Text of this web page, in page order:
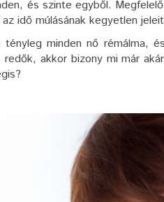
és szinte egyből.
idő múlásának kegyetlen
minden nő rémálma,
akkor bizony mi már